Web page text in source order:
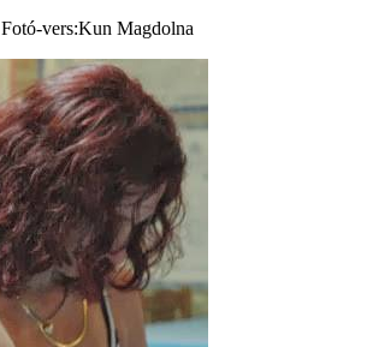
Fotó-vers:Kun Magdolna